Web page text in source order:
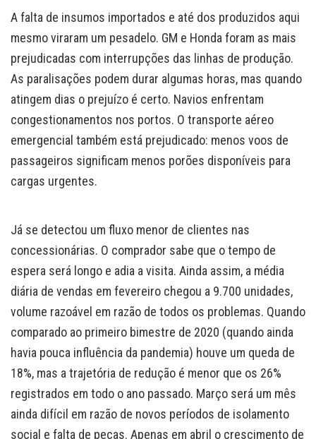
A falta de insumos importados e até dos produzidos aqui
mesmo viraram um pesadelo. GM e Honda foram as mais
prejudicadas com interrupções das linhas de produção.
As paralisações podem durar algumas horas, mas quando
atingem dias o prejuízo é certo. Navios enfrentam
congestionamentos nos portos. O transporte aéreo
emergencial também está prejudicado: menos voos de
passageiros significam menos porões disponíveis para
cargas urgentes.
Já se detectou um fluxo menor de clientes nas
concessionárias. O comprador sabe que o tempo de
espera será longo e adia a visita. Ainda assim, a média
diária de vendas em fevereiro chegou a 9.700 unidades,
volume razoável em razão de todos os problemas. Quando
comparado ao primeiro bimestre de 2020 (quando ainda
havia pouca influência da pandemia) houve um queda de
18%, mas a trajetória de redução é menor que os 26%
registrados em todo o ano passado. Março será um mês
ainda difícil em razão de novos períodos de isolamento
social e falta de peças. Apenas em abril o crescimento de